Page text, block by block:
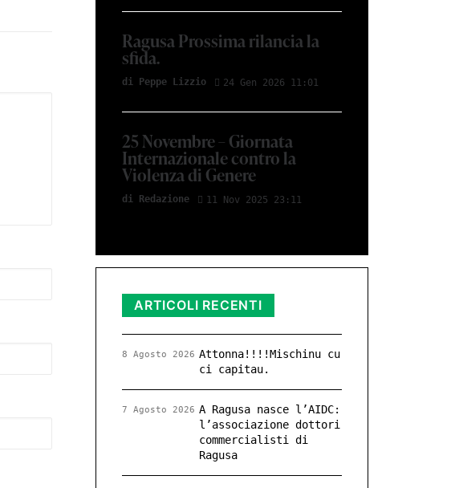
Ragusa Prossima rilancia la
sfida.
di Peppe Lizzio 24 Gen 2026 11:01
25 Novembre – Giornata
Internazionale contro la
Violenza di Genere
di Redazione 11 Nov 2025 23:11
ARTICOLI RECENTI
Attonna!!!!Mischinu cu
ci capitau.
8 Agosto 2026
A Ragusa nasce l’AIDC:
l’associazione dottori
commercialisti di
Ragusa
7 Agosto 2026